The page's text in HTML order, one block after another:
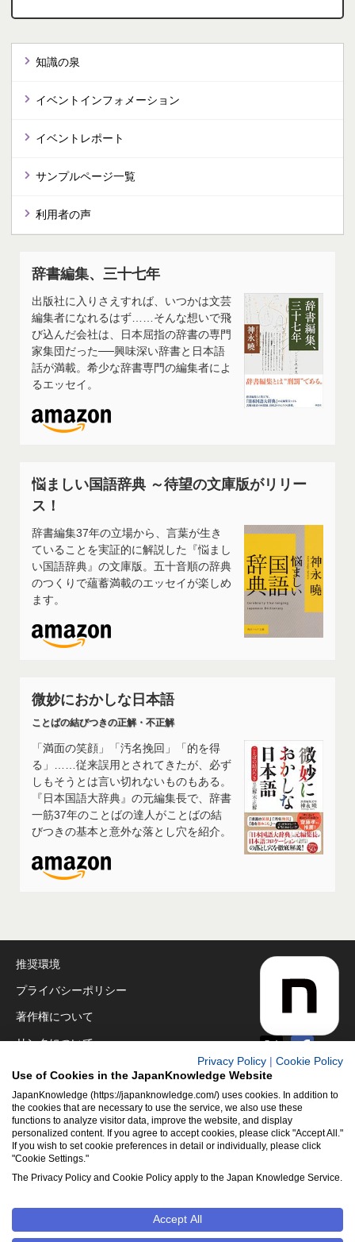
知識の泉
イベントインフォメーション
イベントレポート
サンプルページ一覧
利用者の声
辞書編集、三十七年
出版社に入りさえすれば、いつかは文芸
編集者になれるはず……そんな想いで飛
び込んだ会社は、日本屈指の辞書の専門
家集団だった──興味深い辞書と日本語
話が満載。希少な辞書専門の編集者によ
るエッセイ。
悩ましい国語辞典 ～待望の文庫版がリリー
ス！
辞書編集37年の立場から、言葉が生き
ていることを実証的に解説した『悩まし
い国語辞典』の文庫版。五十音順の辞典
のつくりで蘊蓄満載のエッセイが楽しめ
ます。
微妙におかしな日本語
ことばの結びつきの正解・不正解
「満面の笑顔」「汚名挽回」「的を得
る」……従来誤用とされてきたが、必ず
しもそうとは言い切れないものもある。
『日本国語大辞典』の元編集長で、辞書
一筋37年のことばの達人がことばの結
びつきの基本と意外な落とし穴を紹介。
推奨環境
プライバシーポリシー
著作権について
リンクについて
免責事項
運営会社
アクセシビリティ対応
クッキーポリシー
Cookie設定
NetAdvance Inc. All rights reserved.
Privacy Policy
Cookie Policy
Use of Cookies in the JapanKnowledge Website
JapanKnowledge (https://japanknowledge.com/) uses cookies. In addition to
the cookies that are necessary to use the service, we also use these
functions to analyze visitor data, improve the website, and display
personalized content. If you agree to accept cookies, please click "Accept All."
If you wish to set cookie preferences in detail or individually, please click
"Cookie Settings."
The Privacy Policy and Cookie Policy apply to the Japan Knowledge Service.
Accept All